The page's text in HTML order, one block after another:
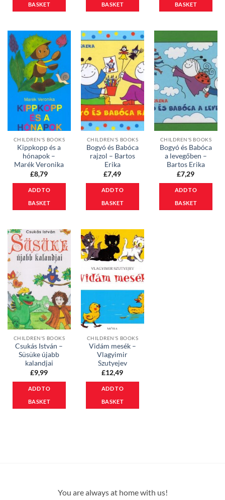
BASKET
BASKET
BASKET
CHILDREN'S BOOKS
Kippkopp és a
hónapok –
Marék Veronika
£8,79
ADD TO
BASKET
CHILDREN'S BOOKS
Bogyó és Babóca
rajzol – Bartos
Erika
£7,49
ADD TO
BASKET
CHILDREN'S BOOKS
Bogyó és Babóca
a levegőben –
Bartos Erika
£7,29
ADD TO
BASKET
CHILDREN'S BOOKS
Csukás István –
Süsüke újabb
kalandjai
£9,99
ADD TO
BASKET
CHILDREN'S BOOKS
Vidám mesék –
Vlagyimir
Szutyejev
£12,49
ADD TO
BASKET
You are always at home with us!